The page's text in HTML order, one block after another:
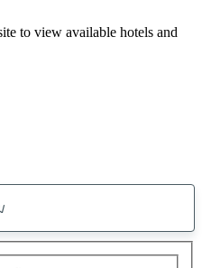
to view available hotels and
บ
อ
สนอ